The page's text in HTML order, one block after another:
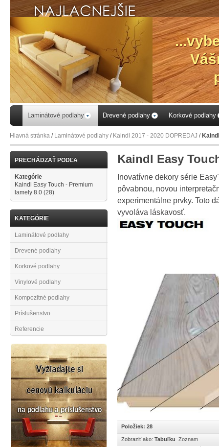
Laminátové podlahy Drevené podlahy Korkové podlahy
Hlavná stránka / Laminátové podlahy / Kaindl 2017 - 2020 DOPREDAJ /
PRECHÁDZAŤ PODĽA
Kategórie
Kaindl Easy Touch - Premium
lamely 8.0 (28)
KATEGÓRIE
Laminátové podlahy
Drevené podlahy
Korkové podlahy
Vinylové podlahy
Kompozitné podlahy
Príslušenstvo
Referencie
Kaindl Easy
Inovatívne dekory série
pôvabnou, novou
experimentálne prvky. Toto
vyvoláva láskavosť.
Položiek: 28
Zobraziť ako: Tabuľku Zoznam